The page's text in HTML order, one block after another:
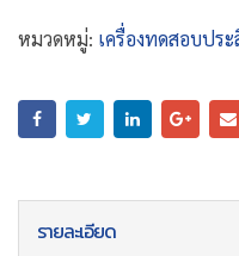
หมวดหมู่: เครื่องทดสอบปร
รายละเอียด